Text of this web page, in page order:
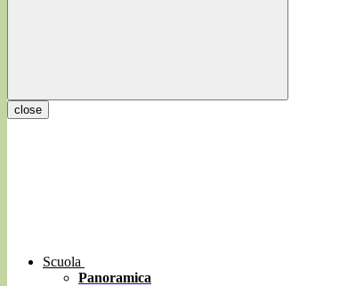
close
Scuola
Panoramica